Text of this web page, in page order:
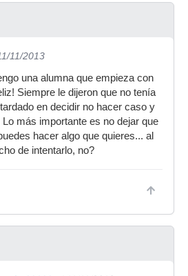
11/2013
una alumna que empieza con
Siempre le dijeron que no tenía
en decidir no hacer caso y
más importante es no dejar que
hacer algo que quieres... al
de intentarlo, no?